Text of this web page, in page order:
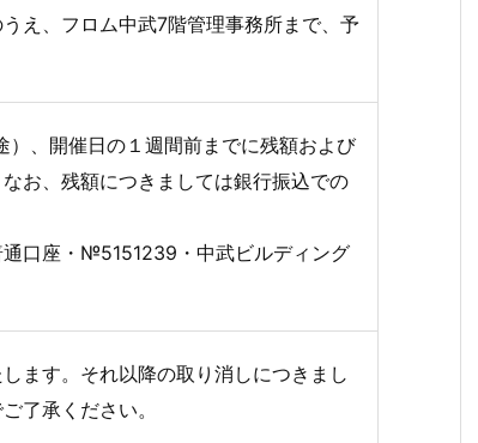
え、フロム中武7階管理事務所まで、予
、開催日の１週間前までに残額および
お、残額につきましては銀行振込での
通口座・№5151239・中武ビルディング
ます。それ以降の取り消しにつきまし
了承ください。